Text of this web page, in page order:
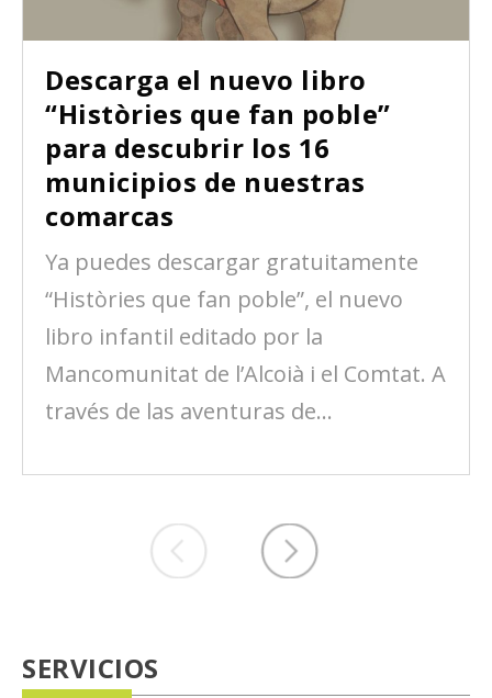
Descarga el nuevo libro
“Històries que fan poble”
para descubrir los 16
municipios de nuestras
comarcas
Ya puedes descargar gratuitamente
“Històries que fan poble”, el nuevo
libro infantil editado por la
Mancomunitat de l’Alcoià i el Comtat. A
través de las aventuras de...
SERVICIOS